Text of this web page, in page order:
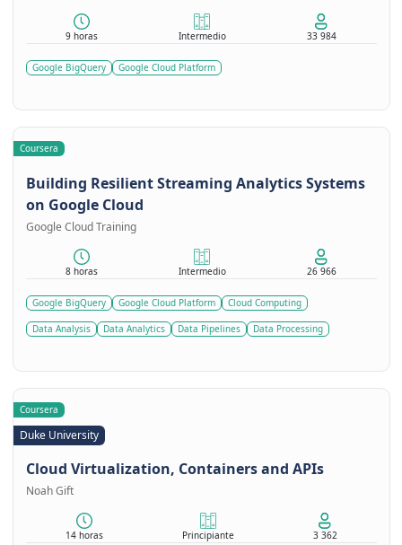
9 horas Intermedio 33 984
Google BigQuery Google Cloud Platform
Coursera
Building Resilient Streaming Analytics Systems
on Google Cloud
Google Cloud Training
8 horas Intermedio 26 966
Google BigQuery Google Cloud Platform Cloud Computing
Data Analysis Data Analytics Data Pipelines Data Processing
Coursera
Duke University
Cloud Virtualization, Containers and APIs
Noah Gift
14 horas Principiante 3 362